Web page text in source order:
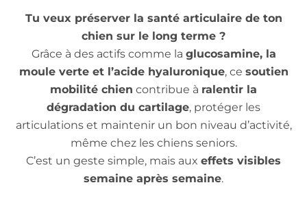
Tu veux préserver la santé articulaire de ton
chien sur le long terme ?
Grâce à des actifs comme la glucosamine, la
moule verte et l’acide hyaluronique, ce soutien
mobilité chien contribue à ralentir la
dégradation du cartilage, protéger les
articulations et maintenir un bon niveau d’activité,
même chez les chiens seniors.
C’est un geste simple, mais aux effets visibles
semaine après semaine.